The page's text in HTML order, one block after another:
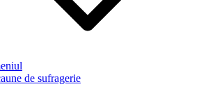
de sufragerie